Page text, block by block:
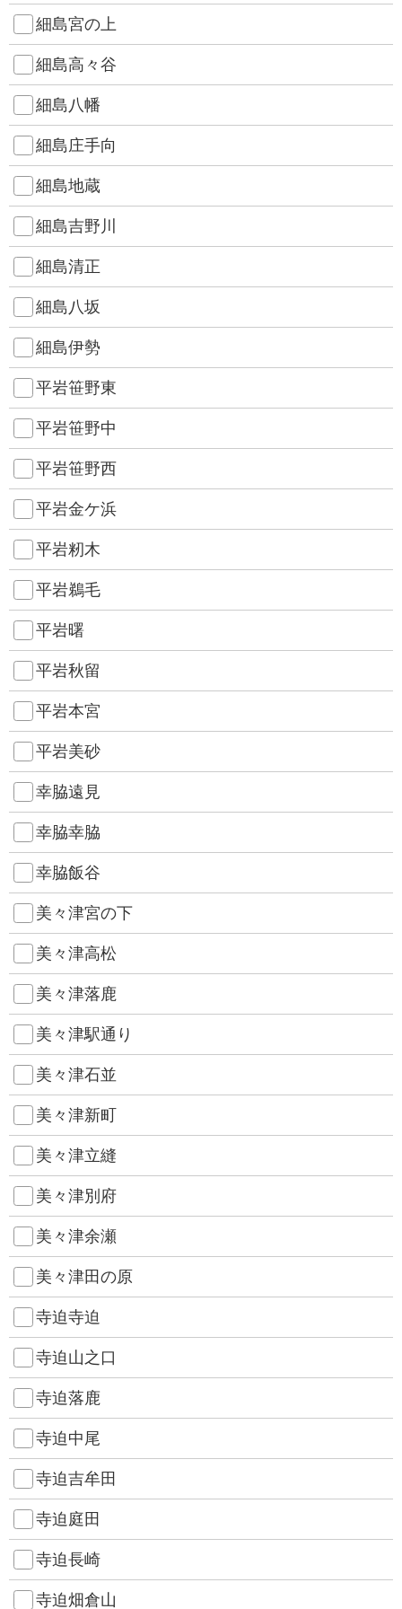
細島宮の上
細島高々谷
細島八幡
細島庄手向
細島地蔵
細島吉野川
細島清正
細島八坂
細島伊勢
平岩笹野東
平岩笹野中
平岩笹野西
平岩金ケ浜
平岩籾木
平岩鵜毛
平岩曙
平岩秋留
平岩本宮
平岩美砂
幸脇遠見
幸脇幸脇
幸脇飯谷
美々津宮の下
美々津高松
美々津落鹿
美々津駅通り
美々津石並
美々津新町
美々津立縫
美々津別府
美々津余瀬
美々津田の原
寺迫寺迫
寺迫山之口
寺迫落鹿
寺迫中尾
寺迫吉牟田
寺迫庭田
寺迫長崎
寺迫畑倉山